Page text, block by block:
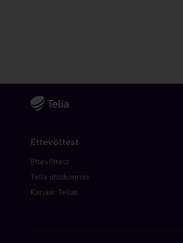
Ettevõttest
Ettevõttest
Telia ühiskonnas
Karjäär Telias